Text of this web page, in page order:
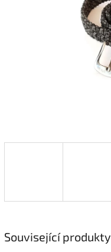
Související produkty